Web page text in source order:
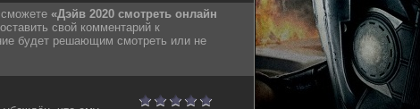
«Дэйв 2020 смотреть онлайн
свой комментарий к
будет решающим смотреть или не